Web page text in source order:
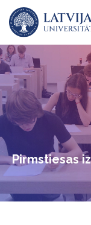
Pirmstiesas